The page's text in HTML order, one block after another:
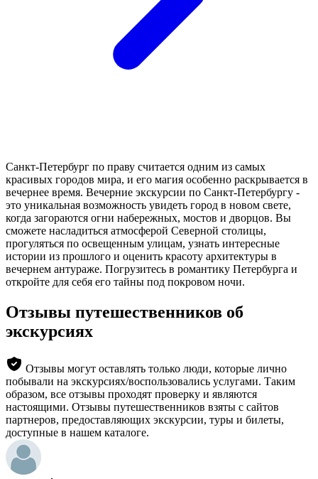
Санкт-Петербург по праву считается одним из самых
красивых городов мира, и его магия особенно раскрывается в
вечернее время. Вечерние экскурсии по Санкт-Петербургу -
это уникальная возможность увидеть город в новом свете,
когда загораются огни набережных, мостов и дворцов. Вы
сможете насладиться атмосферой Северной столицы,
прогуляться по освещенным улицам, узнать интересные
истории из прошлого и оценить красоту архитектуры в
вечернем антураже. Погрузитесь в романтику Петербурга и
откройте для себя его тайны под покровом ночи.
Отзывы путешественников об
экскурсиях
Отзывы могут оставлять только люди, которые лично
побывали на экскурсиях/воспользовались услугами. Таким
образом, все отзывы проходят проверку и являются
настоящими. Отзывы путешественников взяты с сайтов
партнеров, предоставляющих экскурсии, туры и билеты,
доступные в нашем каталоге.